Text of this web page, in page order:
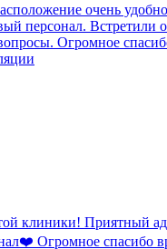
очень
персонал. Встретили
Огромное
клиники! Приятный
Огромное спасибо